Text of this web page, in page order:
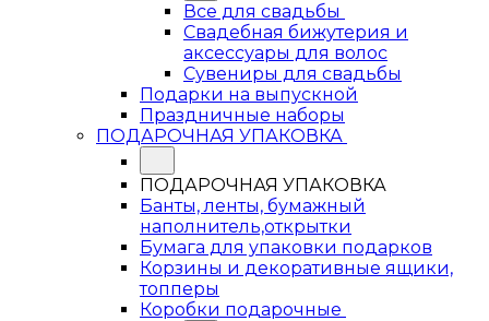
Все для свадьбы
Свадебная бижутерия и
аксессуары для волос
Сувениры для свадьбы
Подарки на выпускной
Праздничные наборы
ПОДАРОЧНАЯ УПАКОВКА
ПОДАРОЧНАЯ УПАКОВКА
Банты, ленты, бумажный
наполнитель,открытки
Бумага для упаковки подарков
Корзины и декоративные ящики,
топперы
Коробки подарочные